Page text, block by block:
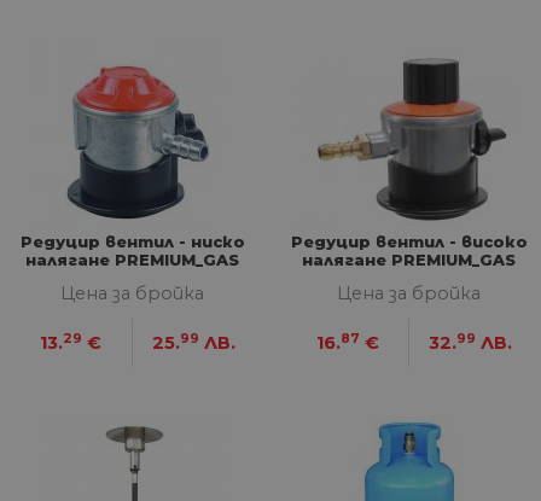
Редуцир вентил - ниско
налягане PREMIUM_GAS
Цена за бройка
13.29 € 25.99 ЛВ.
Редуцир вентил - високо
налягане PREMIUM_GAS
Цена за бройка
16.87 € 32.99 ЛВ.